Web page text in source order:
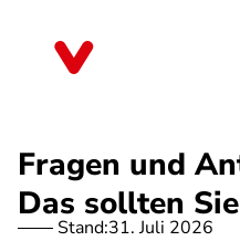
Fragen und
Das sollten
Stand:31. Juli 2026